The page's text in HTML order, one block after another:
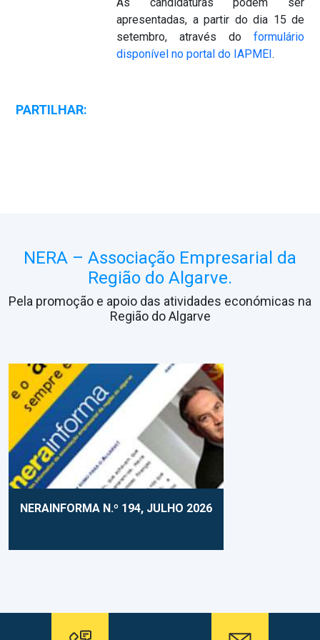
apresentadas, a partir do dia 15 de
setembro, através do formulário
disponível no portal do IAPMEI.
PARTILHAR:
NERA – Associação Empresarial da
Região do Algarve.
Pela promoção e apoio das atividades económicas na
Região do Algarve
NERAINFORMA N.º 194, JULHO 2026